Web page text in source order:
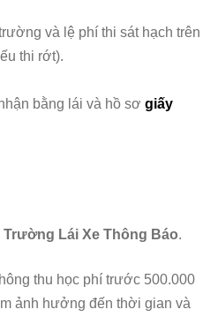
và lệ phí thi sát hạch trên
thi rớt).
bằng lái và hồ sơgiấy
Trường Lái Xe Thông Báo.
thu học phí trước 500.000
ảnh hưởng đến thời gian và